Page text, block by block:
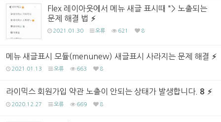
Flex 레이아웃에서 메뉴 새글 표시때 "> 노출되는
문제 해결 법
2021.01.30 오류 621 8
메뉴 새글표시 모듈(menunew) 새글표시 사라지는 문제 해결
2021.01.13 오류 663 8
라이믹스 회원가입 약관 노출이 안되는 상태가 발생합니다. 8
2020.12.27 오류 669 8